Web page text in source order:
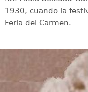
1930, cuando la
Feria del Carmen.